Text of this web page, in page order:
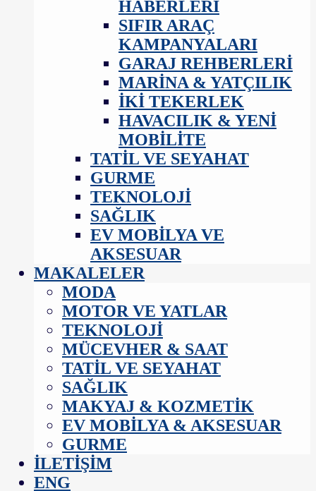
HABERLERI
SIFIR ARAÇ
KAMPANYALARI
GARAJ REHBERLERI
MARINA & YATÇILIK
İKI TEKERLEK
HAVACILIK & YENI
MOBILITE
TATIL VE SEYAHAT
GURME
TEKNOLOJI
SAĞLIK
EV MOBILYA VE
AKSESUAR
MAKALELER
MODA
MOTOR VE YATLAR
TEKNOLOJI
MÜCEVHER & SAAT
TATIL VE SEYAHAT
SAĞLIK
MAKYAJ & KOZMETIK
EV MOBILYA & AKSESUAR
GURME
İLETIŞIM
ENG